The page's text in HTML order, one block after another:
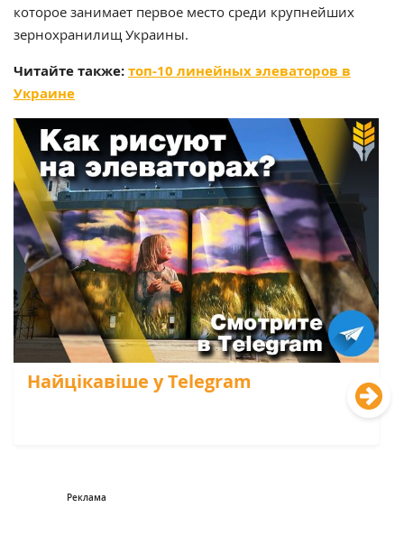
которое занимает первое место среди крупнейших
зернохранилищ Украины.
Читайте также:топ-10 линейных элеваторов в
Украине
Найцікавіше у Telegram